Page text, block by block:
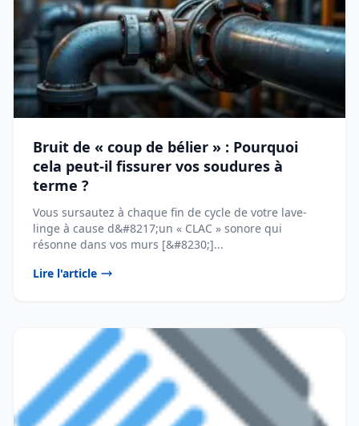
Bruit de « coup de bélier » : Pourquoi
cela peut-il fissurer vos soudures à
terme ?
Vous sursautez à chaque fin de cycle de votre lave-
linge à cause d&#8217;un « CLAC » sonore qui
résonne dans vos murs [&#8230;]...
Lire l'article